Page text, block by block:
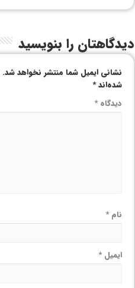
دیدگاهتان را بنویسید
نشانی ایمیل شما منتشر نخواهد شد.
شده‌اند*
دیدگاه*
نام*
ایمیل*